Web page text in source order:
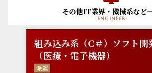
その他IT業界・機械系など
engineer
組み込み系（C＃）ソフト開
（医療・電子機器）
派遣